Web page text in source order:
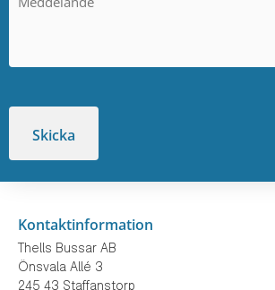
Kontaktinformation
Thells Bussar AB
Önsvala Allé 3
245 43 Staffanstorp